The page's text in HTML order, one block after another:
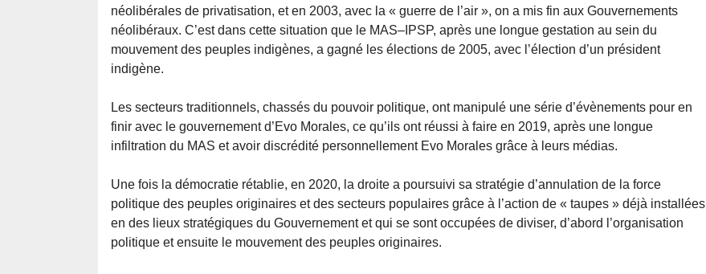
néolibérales de privatisation, et en 2003, avec la « guerre de l’air », on a mis fin aux Gouvernements
néolibéraux. C’est dans cette situation que le MAS–IPSP, après une longue gestation au sein du
mouvement des peuples indigènes, a gagné les élections de 2005, avec l’élection d’un président
indigène.
Les secteurs traditionnels, chassés du pouvoir politique, ont manipulé une série d’évènements pour en
finir avec le gouvernement d’Evo Morales, ce qu’ils ont réussi à faire en 2019, après une longue
infiltration du MAS et avoir discrédité personnellement Evo Morales grâce à leurs médias.
Une fois la démocratie rétablie, en 2020, la droite a poursuivi sa stratégie d’annulation de la force
politique des peuples originaires et des secteurs populaires grâce à l’action de « taupes » déjà installées
en des lieux stratégiques du Gouvernement et qui se sont occupées de diviser, d’abord l’organisation
politique et ensuite le mouvement des peuples originaires.